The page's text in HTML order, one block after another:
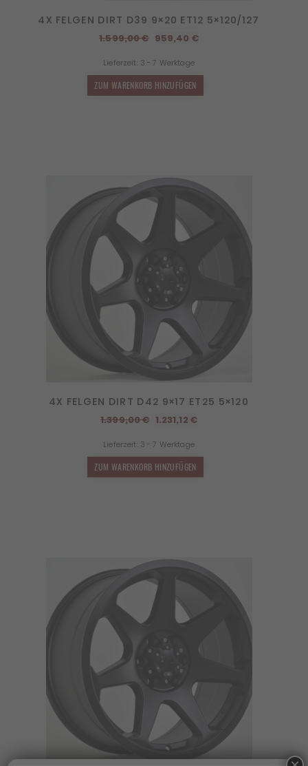
4X FELGEN DIRT D39 9×20 ET12 5×120/127
1.599,00€ Ursprünglicher
war:
1.599,00 €
959,40 €Aktueller
Lieferzeit: 3 - 7 Werktage
ZUM WARENKORB HINZUFÜGEN
4X FELGEN DIRT D42 9×17 ET25 5×120
1.399,00€ Ursprünglicher
war:
1.399,00 €
1.231,12 €Aktueller
Lieferzeit: 3 - 7 Werktage
ZUM WARENKORB HINZUFÜGEN